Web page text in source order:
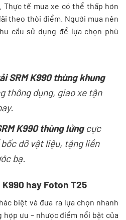
Thực tế mua xe có thể thấp hơn
theo thời điểm. Người mua nên
cầu sử dụng để lựa chọn phù
SRM K990 thùng khung
thông dụng, giao xe tận
K990 thùng lửngcực
dỡ vật liệu, tặng liền
bạ.
K990 hay Foton T25
biệt và đưa ra lựa chọn nhanh
hợp ưu – nhược điểm nổi bật của